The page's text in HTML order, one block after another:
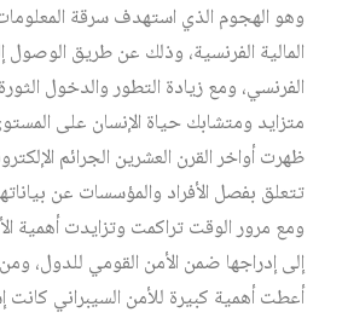
وهو الهجوم الذي استهدف سرقة
المالية الفرنسية، وذلك عن طريق الوصول
الفرنسي، ومع زيادة التطور والدخول
متزايد ومتشابك حياة الإنسان على
ظهرت أواخر القرن العشرين الجرائم
ومع مرور الوقت تراكمت وتزايدت أهمية
إلى إدراجها ضمن الأمن القومي للدول،
أعطت أهمية كبيرة للأمن السيبراني كانت